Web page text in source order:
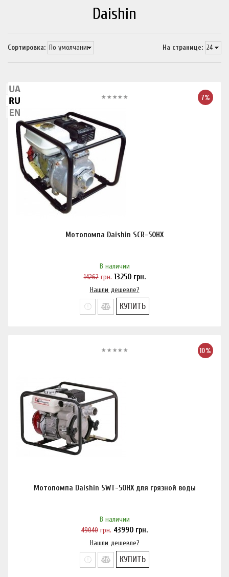
Daishin
На странице:
Сортировка:
7%
Мотопомпа Daishin SCR-50HX
В наличии
14262грн. 13250грн.
Нашли дешевле?
КУПИТЬ
10%
Мотопомпа Daishin SWT-50HX для грязной воды
В наличии
49040 грн. 43990 грн.
Нашли дешевле?
КУПИТЬ